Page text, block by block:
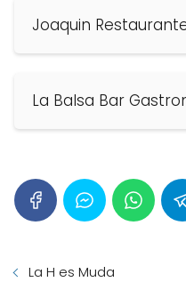
Joaquin
La Balsa Bar
La H es Muda